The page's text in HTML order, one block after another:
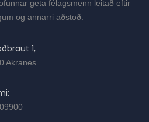
geta félagsmenn leitað eftir
og annarri aðstoð.
1,
Akranes